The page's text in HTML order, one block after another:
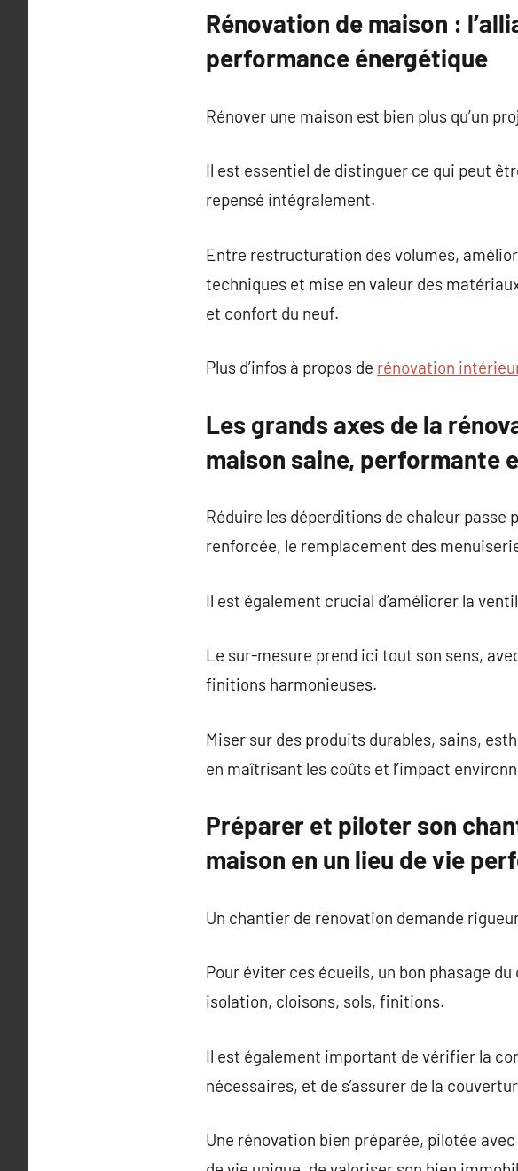
Rénovation de maison :
performance énergétique
Rénover une maison est bien plus qu’un
Il est essentiel de distinguer ce qui peut
repensé intégralement.
Entre restructuration des volumes,
techniques et mise en valeur des
et confort du neuf.
Plus d’infos à propos de rénovation
Les grands axes de la
maison saine, performante
Réduire les déperditions de chaleur passe
renforcée, le remplacement des
Il est également crucial d’améliorer la
Le sur-mesure prend ici tout son sens,
finitions harmonieuses.
Miser sur des produits durables, sains,
en maîtrisant les coûts et l’impact
Préparer et piloter son
maison en un lieu de vie
Un chantier de rénovation demande
Pour éviter ces écueils, un bon phasage
isolation, cloisons, sols, finitions.
Il est également important de vérifier la
nécessaires, et de s’assurer de la
Une rénovation bien préparée, pilotée